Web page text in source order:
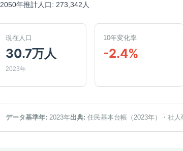
2050年推計人口: 273,342人
現在人口
30.7万人
2023年
10年変化率
-2.4%
データ基準年: 2023年出典: 住民基本台帳（2023年） ・社